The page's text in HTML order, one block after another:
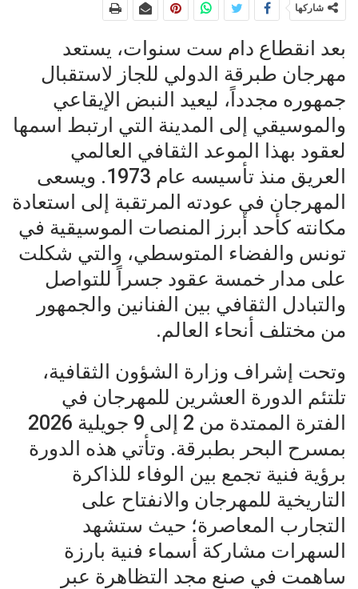
شاركها
بعد انقطاع دام ست سنوات، يستعد
مهرجان طبرقة الدولي للجاز لاستقبال
جمهوره مجدداً، ليعيد النبض الإيقاعي
والموسيقي إلى المدينة التي ارتبط اسمها
لعقود بهذا الموعد الثقافي العالمي
العريق منذ تأسيسه عام 1973. ويسعى
المهرجان في عودته المرتقبة إلى استعادة
مكانته كأحد أبرز المنصات الموسيقية في
تونس والفضاء المتوسطي، والتي شكلت
على مدار خمسة عقود جسراً للتواصل
والتبادل الثقافي بين الفنانين والجمهور
من مختلف أنحاء العالم.
وتحت إشراف وزارة الشؤون الثقافية،
تلتئم الدورة العشرين للمهرجان في
الفترة الممتدة من 2 إلى 9 جويلية 2026
بمسرح البحر بطبرقة. وتأتي هذه الدورة
برؤية فنية تجمع بين الوفاء للذاكرة
التاريخية للمهرجان والانفتاح على
التجارب المعاصرة؛ حيث ستشهد
السهرات مشاركة أسماء فنية بارزة
ساهمت في صنع مجد التظاهرة عبر